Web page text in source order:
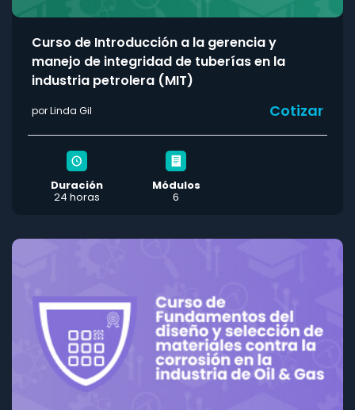
Curso de Introducción a la gerencia y
manejo de integridad de tuberías en la
industria petrolera (MIT)
por Linda Gil Cotizar
Duración
24 horas
Módulos
6